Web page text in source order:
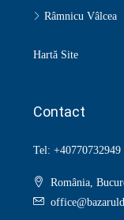
Râmnicu Vâlcea
Hartă Site
Contact
Tel: +40770732949
România,